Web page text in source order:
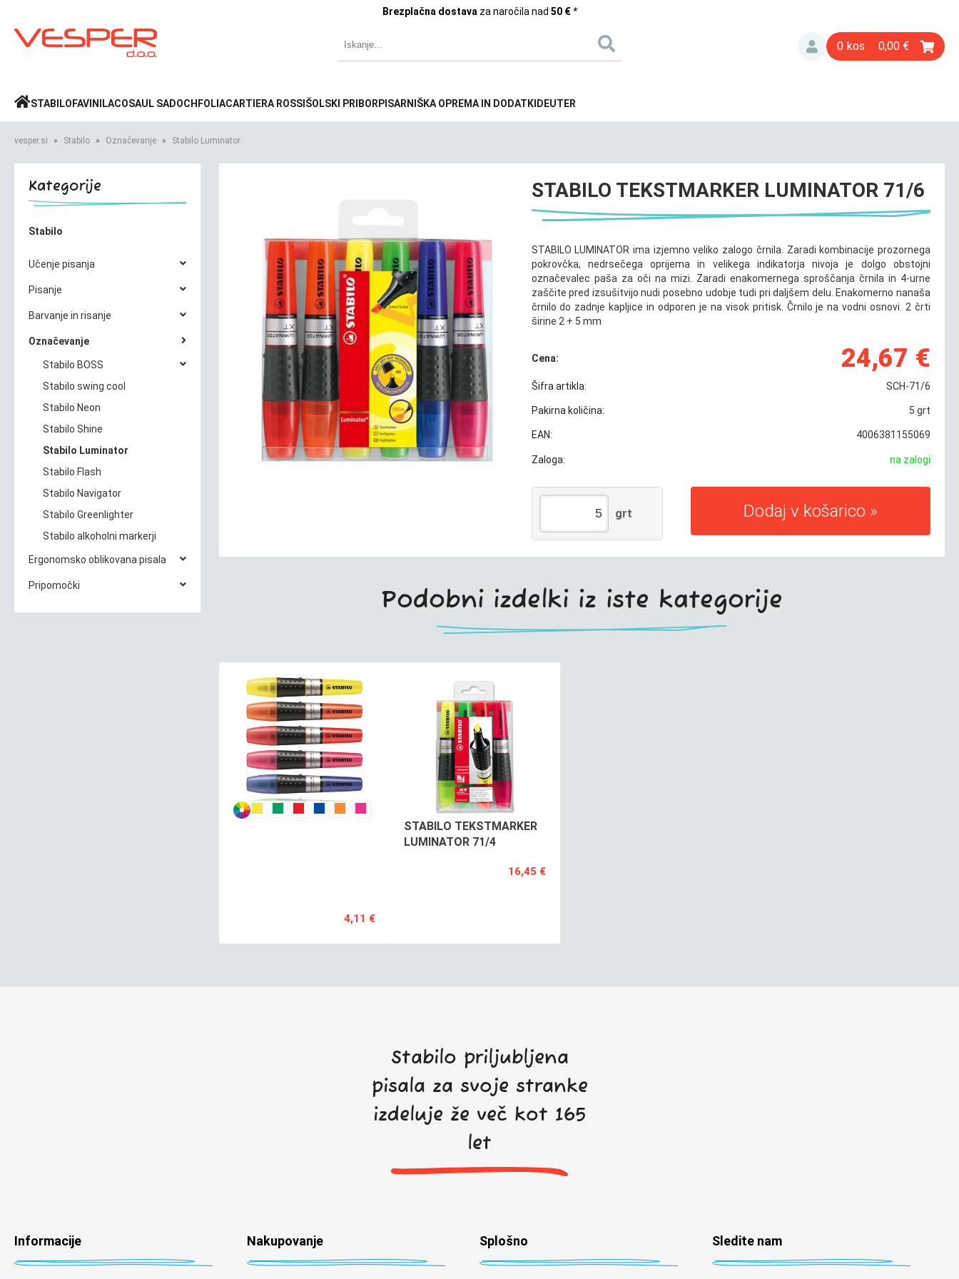
Brezplačna dostava za naročila nad 50 € *
Prijava» 0 0,00
STABILO FAVINI LACOSAUL SADOCH FOLIACARTIERA ROSSI ŠOLSKI PRIBOR PISARNIŠKA OPREMA IN DODATKI DEUTER
vesper.si Stabilo Označevanje Stabilo Luminator
Kategorije
Stabilo
Učenje pisanja
Pisanje
Barvanje in risanje
Označevanje
Stabilo BOSS
Stabilo swing cool
Stabilo Neon
Stabilo Shine
Stabilo Luminator
Stabilo Flash
Stabilo Navigator
Stabilo Greenlighter
Stabilo alkoholni markerji
Ergonomsko oblikovana pisala
Pripomočki
STABILO TEKSTMARKER LUMINATOR 71/6
STABILO LUMINATOR ima izjemno veliko zalogo črnila. Zaradi kombinacije prozornega
pokrovčka, nedrsečega oprijema in velikega indikatorja nivoja je dolgo obstojni
označevalec paša za oči na mizi. Zaradi enakomernega sproščanja črnila in 4-urne
zaščite pred izsušitvijo nudi posebno udobje tudi pri daljšem delu. Enakomerno nanaša
črnilo do zadnje kapljice in odporen je na visok pritisk. Črnilo je na vodni osnovi. 2 črti
širine 2 + 5 mm
Cena: 24,67 €
Šifra artikla: SCH-71/6
Pakirna količina: 5 grt
EAN: 4006381155069
Zaloga: na zalogi
Dodaj v košarico
grt
Podobni izdelki iz iste kategorije
4,11 €
STABILO TEKSTMARKER
LUMINATOR 71/4
16,45 €
Stabilo priljubljena
pisala za svoje stranke
izdeluje že več kot 165
let
Informacije Nakupovanje Splošno Sledite nam